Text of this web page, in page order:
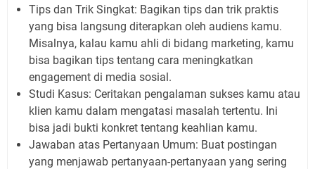
Tips dan Trik Singkat: Bagikan tips dan trik praktis
yang bisa langsung diterapkan oleh audiens kamu.
Misalnya, kalau kamu ahli di bidang marketing, kamu
bisa bagikan tips tentang cara meningkatkan
engagement di media sosial.
Studi Kasus: Ceritakan pengalaman sukses kamu atau
klien kamu dalam mengatasi masalah tertentu. Ini
bisa jadi bukti konkret tentang keahlian kamu.
Jawaban atas Pertanyaan Umum: Buat postingan
yang menjawab pertanyaan-pertanyaan yang sering